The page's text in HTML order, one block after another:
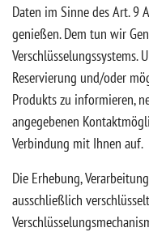
Daten im Sinne des Art. 9
genießen. Dem tun wir
Verschlüsselungssystems.
Reservierung und/oder
Produkts zu informieren,
angegebenen
Verbindung mit Ihnen auf.
Die Erhebung,
ausschließlich